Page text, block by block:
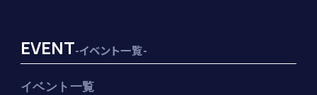
EVENT-イベント一覧-
イベント一覧